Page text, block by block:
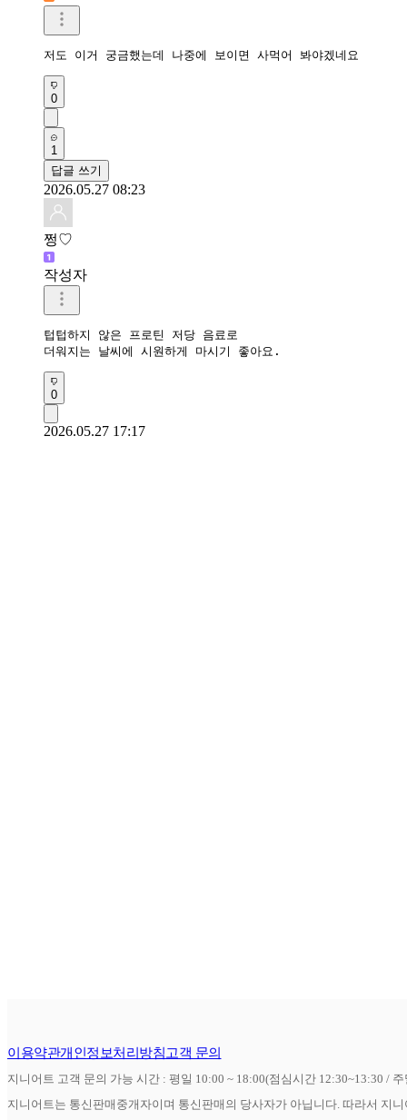
저도 이거 궁금했는데 나중에 보이면 사먹어 봐야겠네요
0
1
답글 쓰기
2026.05.27 08:23
쩡♡
작성자
텁텁하지 않은 프로틴 저당 음료로
더워지는 날씨에 시원하게 마시기 좋아요.
0
2026.05.27 17:17
이용약관개인정보처리방침고객 문의
지니어트 고객 문의 가능 시간 : 평일 10:00 ~ 18:00(점심시간 12:30~13:30 /
지니어트는 통신판매중개자이며 통신판매의 당사자가 아닙니다. 따라서 지